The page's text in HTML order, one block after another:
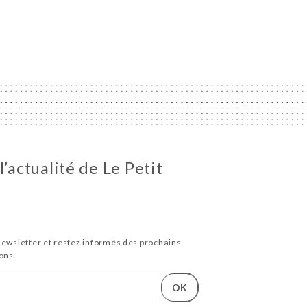
de Le Petit
et restez informés des prochains
OK